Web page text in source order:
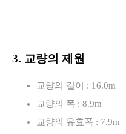
3. 교량의 제원
교량의 길이 : 16.0m
교량의 폭 : 8.9m
교량의 유효폭 : 7.9m